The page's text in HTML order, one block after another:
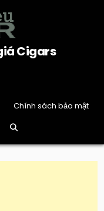
Cigars
Chính sách bảo mật